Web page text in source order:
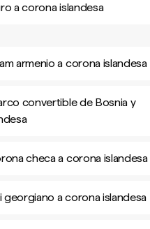
a corona islandesa
armenio a corona islandesa
convertible de Bosnia y
checa a corona islandesa
a corona islandesa